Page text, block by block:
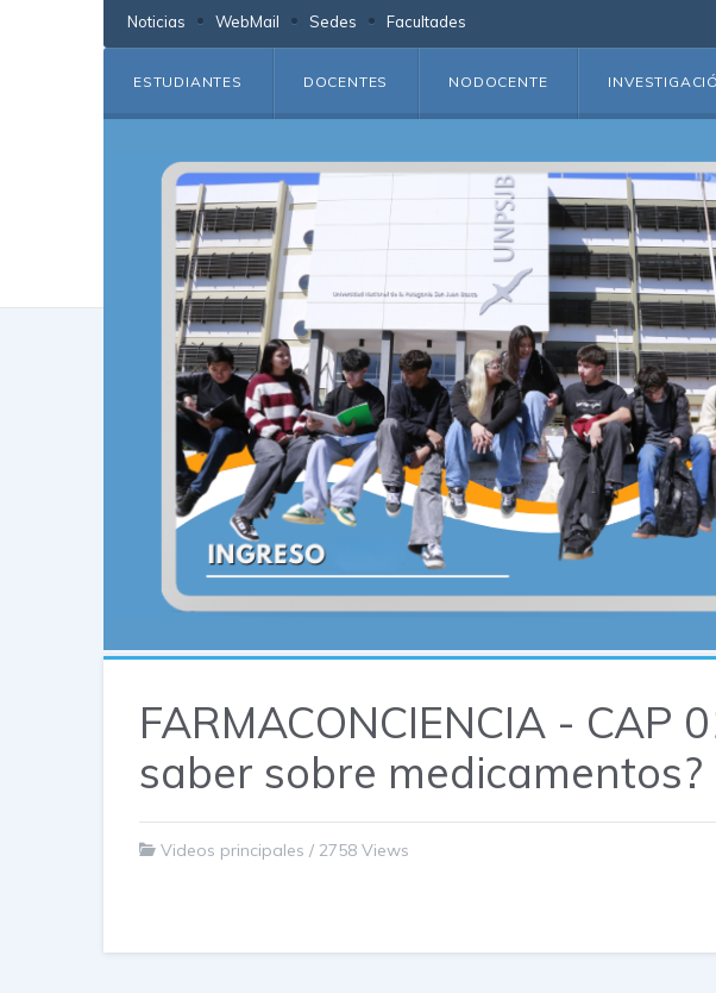
Noticias WebMail Sedes Facultades
ESTUDIANTES DOCENTES NODOCENTE
FARMACONCIENCIA - CAP
saber sobre medicamentos?
Videos principales / 2758 Views